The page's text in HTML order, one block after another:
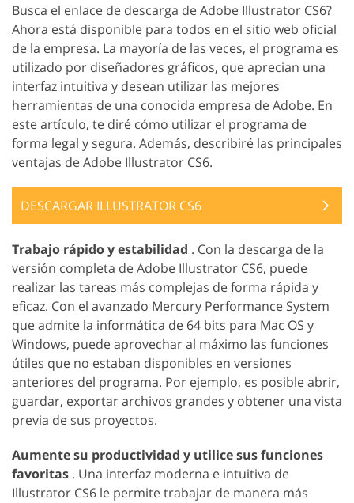
Busca el enlace de descarga de Adobe Illustrator CS6?
Ahora está disponible para todos en el sitio web oficial
de la empresa. La mayoría de las veces, el programa es
utilizado por diseñadores gráficos, que aprecian una
interfaz intuitiva y desean utilizar las mejores
herramientas de una conocida empresa de Adobe. En
este artículo, te diré cómo utilizar el programa de
forma legal y segura. Además, describiré las principales
ventajas de Adobe Illustrator CS6.
DESCARGAR ILLUSTRATOR CS6
Trabajo rápido y estabilidad . Con la descarga de la
versión completa de Adobe Illustrator CS6, puede
realizar las tareas más complejas de forma rápida y
eficaz. Con el avanzado Mercury Performance System
que admite la informática de 64 bits para Mac OS y
Windows, puede aprovechar al máximo las funciones
útiles que no estaban disponibles en versiones
anteriores del programa. Por ejemplo, es posible abrir,
guardar, exportar archivos grandes y obtener una vista
previa de sus proyectos.
Aumente su productividad y utilice sus funciones
favoritas . Una interfaz moderna e intuitiva de
Illustrator CS6 le permite trabajar de manera más